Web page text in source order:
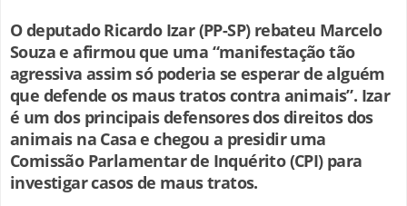
O deputado Ricardo Izar (PP-SP) rebateu Marcelo
Souza e afirmou que uma “manifestação tão
agressiva assim só poderia se esperar de alguém
que defende os maus tratos contra animais”. Izar
é um dos principais defensores dos direitos dos
animais na Casa e chegou a presidir uma
Comissão Parlamentar de Inquérito (CPI) para
investigar casos de maus tratos.